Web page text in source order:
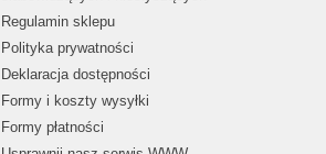
Regulamin sklepu
Polityka prywatności
Deklaracja dostępności
Formy i koszty wysyłki
Formy płatności